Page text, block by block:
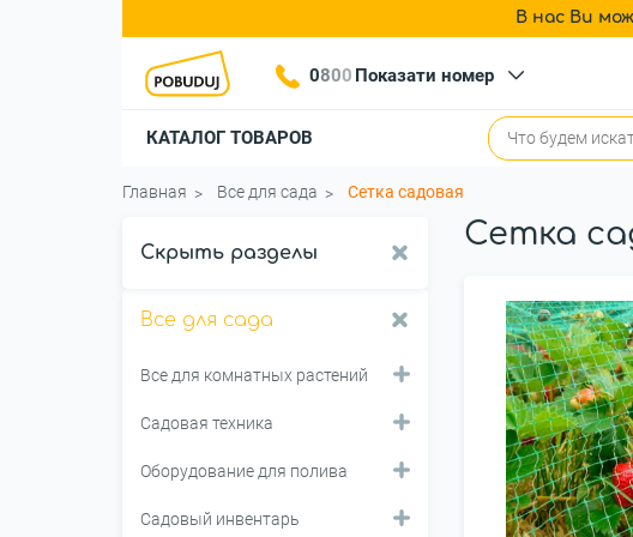
В нас Ви
0800 Показати номер
КАТАЛОГ ТОВАРОВ
Главная Все для сада Сетка садовая
Скрыть разделы
Все для сада
Все для комнатных растений
Садовая техника
Оборудование для полива
Садовый инвентарь
Сетка